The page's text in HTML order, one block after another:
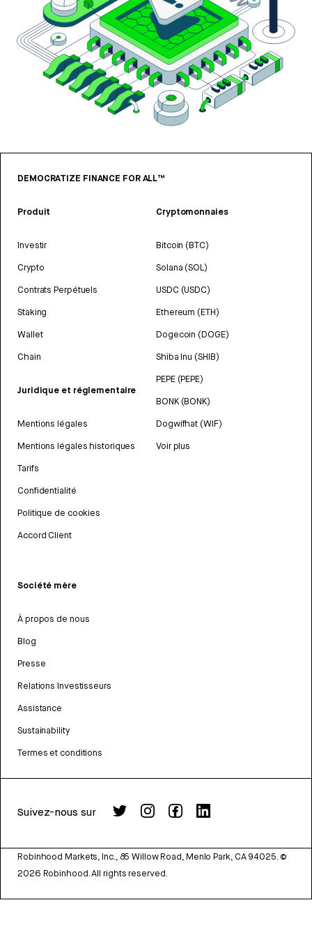
DEMOCRATIZE FINANCE FOR ALL™
Produit
Investir
Crypto
Contrats Perpétuels
Staking
Wallet
Chain
Juridique et réglementaire
Mentions légales
Mentions légales historiques
Tarifs
Confidentialité
Politique de cookies
Accord Client
Cryptomonnaies
Bitcoin (BTC)
Solana (SOL)
USDC (USDC)
Ethereum (ETH)
Dogecoin (DOGE)
Shiba Inu (SHIB)
PEPE (PEPE)
BONK (BONK)
Dogwifhat (WIF)
Voir plus
Société mère
À propos de nous
Blog
Presse
Relations Investisseurs
Assistance
Sustainability
Termes et conditions
Suivez-nous sur
Robinhood Markets, Inc., 85 Willow Road, Menlo Park, CA 94025. ©
2026 Robinhood. All rights reserved.